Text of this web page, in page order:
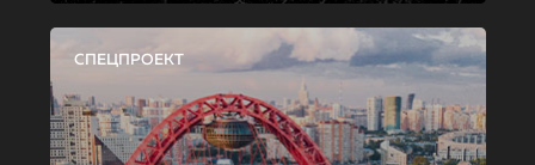
СПЕЦПРОЕКТ